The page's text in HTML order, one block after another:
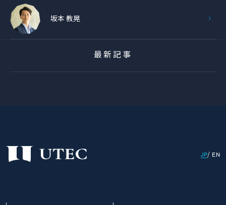
坂本 教晃
最新記事
JP EN